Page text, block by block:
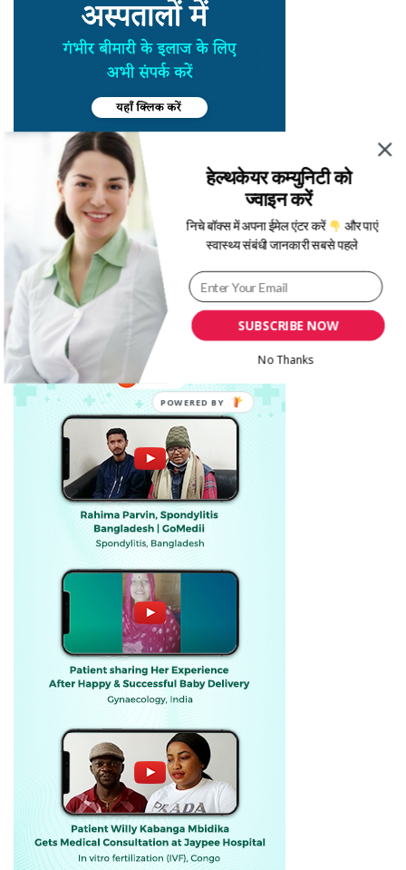
SUBSCRIBE NOW
हेल्थकेयर कम्युनिटी को
ज्वाइन करें
निचे बॉक्स में अपना ईमेल एंटर करें
और पाएं
स्वास्थ्य संबंधी जानकारी सबसे पहले
No Thanks
POWERED BY